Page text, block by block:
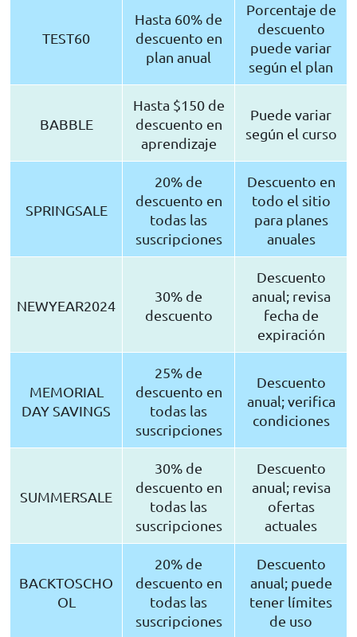
TEST60
Hasta 60% de
descuento en
plan anual
Porcentaje de
descuento
puede variar
según el plan
BABBLE
Hasta $150 de
descuento en
aprendizaje
Puede variar
según el curso
SPRINGSALE
20% de
descuento en
todas las
suscripciones
Descuento en
todo el sitio
para planes
anuales
NEWYEAR2024
30% de
descuento
Descuento
anual; revisa
fecha de
expiración
MEMORIAL
DAY SAVINGS
25% de
descuento en
todas las
suscripciones
Descuento
anual; verifica
condiciones
SUMMERSALE
30% de
descuento en
todas las
suscripciones
Descuento
anual; revisa
ofertas
actuales
BACKTOSCHO
OL
20% de
descuento en
todas las
suscripciones
Descuento
anual; puede
tener límites
de uso